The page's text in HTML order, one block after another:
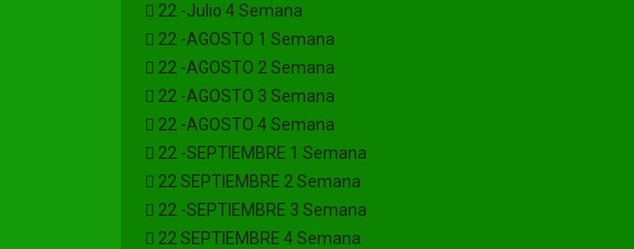
22 -Julio 4 Semana
22 -AGOSTO 1 Semana
22 -AGOSTO 2 Semana
22 -AGOSTO 3 Semana
22 -AGOSTO 4 Semana
22 -SEPTIEMBRE 1 Semana
22 SEPTIEMBRE 2 Semana
22 -SEPTIEMBRE 3 Semana
22 SEPTIEMBRE 4 Semana